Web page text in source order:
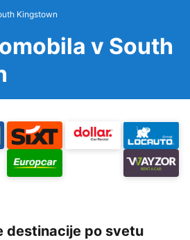
Kingstown
v South
destinacije po svetu